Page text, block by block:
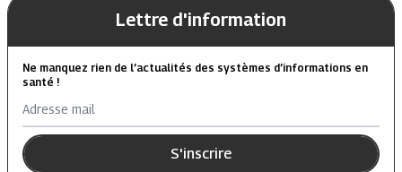
Lettre d'information
Ne manquez rien de l’actualités des systèmes d’informations en
santé !
Adresse mail
S'inscrire